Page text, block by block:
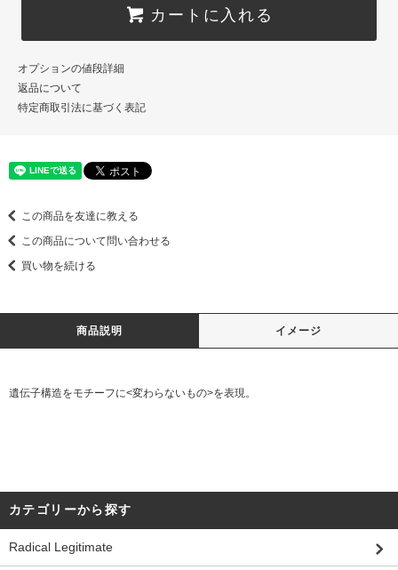
カートに入れる
オプションの値段詳細
返品について
特定商取引法に基づく表記
この商品を友達に教える
この商品について問い合わせる
買い物を続ける
商品説明 イメージ
遺伝子構造をモチーフに<変わらないもの>を表現。
カテゴリーから探す
Radical Legitimate